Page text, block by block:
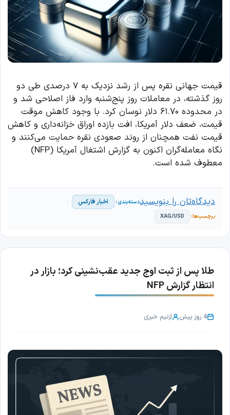
قیمت جهانی نقره پس از رشد نزدیک به ۷ درصدی طی دو
روز گذشته، در معاملات روز پنج‌شنبه وارد فاز اصلاحی شد و
در محدوده ۶۱.۷۰ دلار نوسان کرد. با وجود کاهش موقت
قیمت، ضعف دلار آمریکا، افت بازده اوراق خزانه‌داری و کاهش
قیمت نفت همچنان از روند صعودی نقره حمایت می‌کنند و
نگاه معامله‌گران اکنون به گزارش اشتغال آمریکا (NFP)
معطوف شده است.
اخبار فارکس
XAG/USD
دیدگاه‌تان را بنویسید
طلا پس از ثبت اوج جدید عقب‌نشینی کرد؛ بازار در
انتظار گزارش NFP
4 روز پیش ازتیم خبری